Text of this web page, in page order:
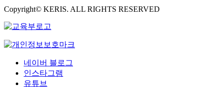
Copyright© KERIS. ALL RIGHTS RESERVED
네이버 블로그
인스타그램
유튜브